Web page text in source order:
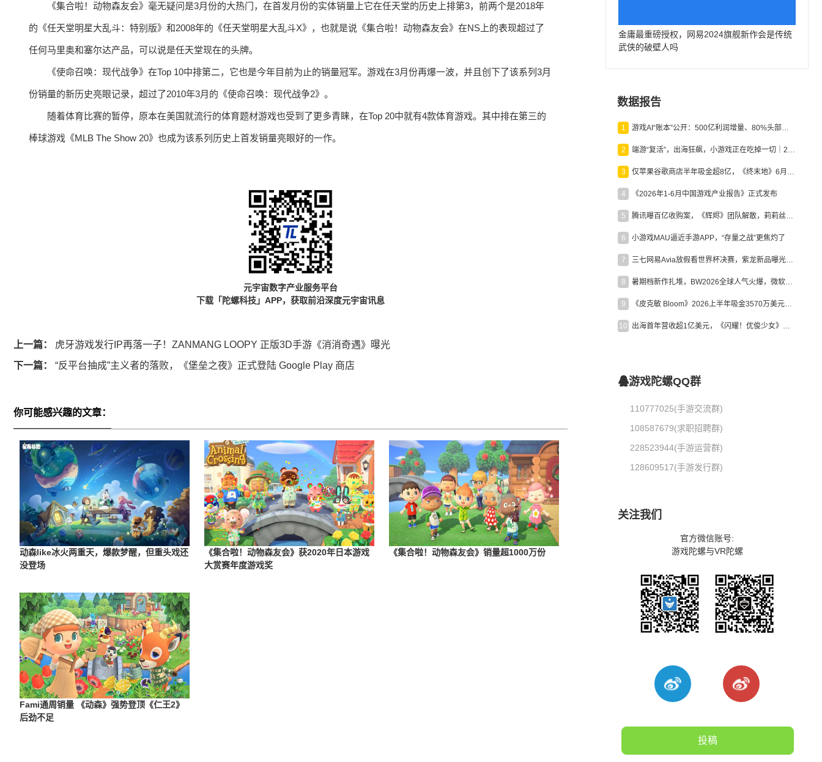
《集合啦！动物森友会》毫无疑问是3月份的大热门，在首发月份的实体销量上它在任天堂的历史上排第3，前两个是2018年
的《任天堂明星大乱斗：特别版》和2008年的《任天堂明星大乱斗X》，也就是说《集合啦！动物森友会》在NS上的表现超过了
任何马里奥和塞尔达产品，可以说是任天堂现在的头牌。
《使命召唤：现代战争》在Top 10中排第二，它也是今年目前为止的销量冠军。游戏在3月份再爆一波，并且创下了该系列3月
份销量的新历史亮眼记录，超过了2010年3月的《使命召唤：现代战争2》。
随着体育比赛的暂停，原本在美国就流行的体育题材游戏也受到了更多青睐，在Top 20中就有4款体育游戏。其中排在第三的
棒球游戏《MLB The Show 20》也成为该系列历史上首发销量亮眼好的一作。
元宇宙数字产业服务平台
下载「陀螺科技」APP，获取前沿深度元宇宙讯息
上一篇： 虎牙游戏发行IP再落一子！ZANMANG LOOPY 正版3D手游《消消奇遇》曝光
下一篇： “反平台抽成”主义者的落败，《堡垒之夜》正式登陆 Google Play 商店
你可能感兴趣的文章：
动森like冰火两重天，爆款梦醒，但重头戏还
没登场
《集合啦！动物森友会》获2020年日本游戏
大赏赛年度游戏奖
《集合啦！动物森友会》销量超1000万份
Fami通周销量 《动森》强势登顶《仁王2》
后劲不足
金庸最重磅授权，网易2024旗舰新作会是传统
武侠的破壁人吗
数据报告
1 游戏AI“账本”公开：500亿利润增量、80%头部入局，谁在闷声发财？
2 端游“复活”，出海狂飙，小游戏正在吃掉一切｜2026上半年产业报告
3 仅苹果谷歌商店半年吸金超8亿，《终末地》6月份收入显著回暖
4 《2026年1-6月中国游戏产业报告》正式发布
5 腾讯曝百亿收购案，《辉烬》团队解散，莉莉丝新作曝光｜陀螺周报
6 小游戏MAU逼近手游APP，“存量之战”更焦灼了
7 三七网易Avia放假看世界杯决赛，紫龙新品曝光，米哈游新作上线 | 陀螺周报
8 暑期档新作扎堆，BW2026全球人气火爆，微软XBOX大裁员|陀螺周报
9 《皮克敏 Bloom》2026上半年吸金3570万美元，中国台湾成最大市场
10 出海首年营收超1亿美元，《闪耀！优俊少女》美国市场占比达七成
游戏陀螺QQ群
110777025(手游交流群)
108587679(求职招聘群)
228523944(手游运营群)
128609517(手游发行群)
关注我们
官方微信账号:
游戏陀螺与VR陀螺
投稿